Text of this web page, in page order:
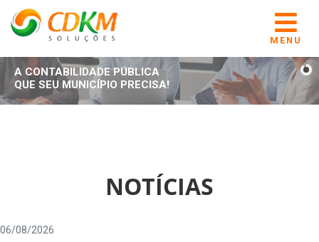
MENU
A CONTABILIDADE PÚBLICA
QUE SEU MUNICÍPIO PRECISA!
NOTÍCIAS
06/08/2026